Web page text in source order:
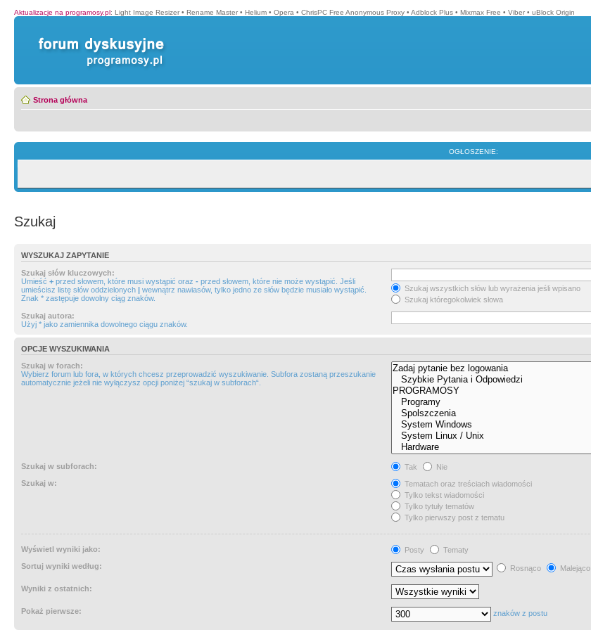
Aktualizacje na programosy.pl: Light Image Resizer • Rename Master • Helium • Opera • ChrisPC Free Anonymous Proxy • Adblock Plus • Mixmax Free • Viber • uBlock Origin
Strona główna
OGŁOSZENIE:
Szukaj
WYSZUKAJ ZAPYTANIE
Szukaj słów kluczowych:
Umieść + przed słowem, które musi wystąpić oraz - przed słowem, które nie może wystąpić. Jeśli
umieścisz listę słów oddzielonych | wewnątrz nawiasów, tylko jedno ze słów będzie musiało wystąpić.
Znak * zastępuje dowolny ciąg znaków.
Szukaj wszystkich słów lub wyrażenia jeśli wpisano
Szukaj któregokolwiek słowa
Szukaj autora:
Użyj * jako zamiennika dowolnego ciągu znaków.
OPCJE WYSZUKIWANIA
Szukaj w forach:
Wybierz forum lub fora, w których chcesz przeprowadzić wyszukiwanie. Subfora zostaną przeszukanie
automatycznie jeżeli nie wyłączysz opcji poniżej “szukaj w subforach“.
Szukaj w subforach: Tak
Nie
Szukaj w:
Tematach oraz treściach wiadomości
Tylko tekst wiadomości
Tylko tytuły tematów
Tylko pierwszy post z tematu
Wyświetl wyniki jako: Posty
Tematy
Sortuj wyniki według:
Rosnąco Malejąco
Wyniki z ostatnich:
Pokaż pierwsze: znaków z postu